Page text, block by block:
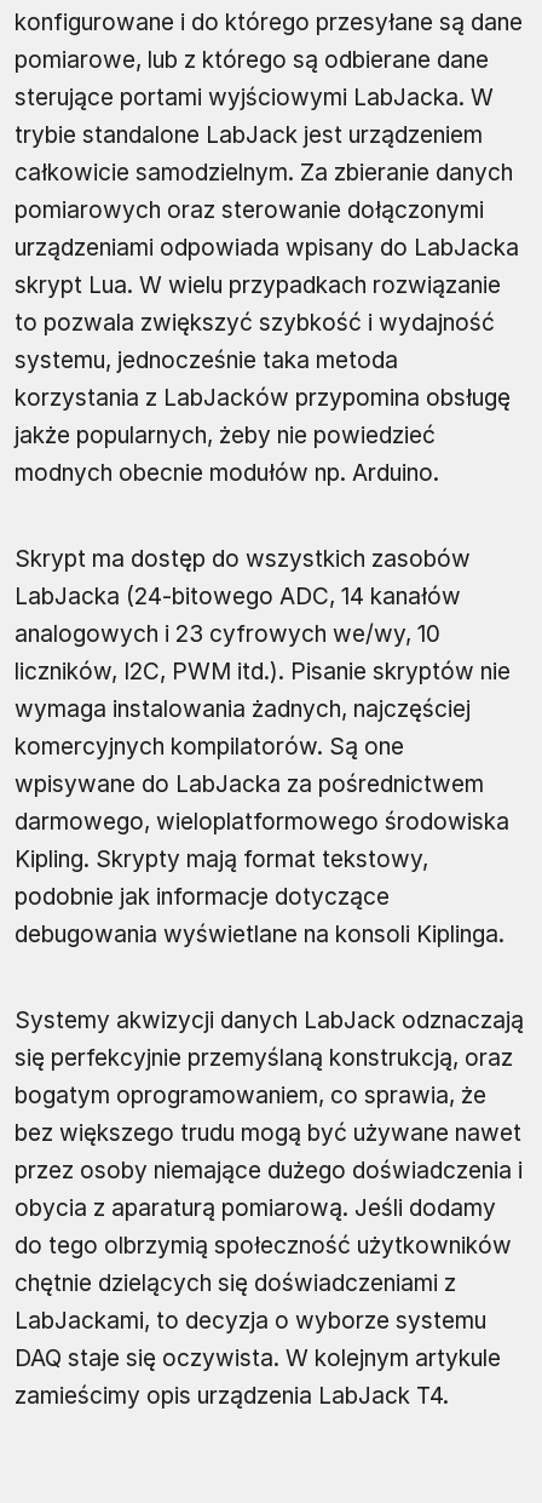
konfigurowane i do którego przesyłane są dane
pomiarowe, lub z którego są odbierane dane
sterujące portami wyjściowymi LabJacka. W
trybie standalone LabJack jest urządzeniem
całkowicie samodzielnym. Za zbieranie danych
pomiarowych oraz sterowanie dołączonymi
urządzeniami odpowiada wpisany do LabJacka
skrypt Lua. W wielu przypadkach rozwiązanie
to pozwala zwiększyć szybkość i wydajność
systemu, jednocześnie taka metoda
korzystania z LabJacków przypomina obsługę
jakże popularnych, żeby nie powiedzieć
modnych obecnie modułów np. Arduino.
Skrypt ma dostęp do wszystkich zasobów
LabJacka (24-bitowego ADC, 14 kanałów
analogowych i 23 cyfrowych we/wy, 10
liczników, I2C, PWM itd.). Pisanie skryptów nie
wymaga instalowania żadnych, najczęściej
komercyjnych kompilatorów. Są one
wpisywane do LabJacka za pośrednictwem
darmowego, wieloplatformowego środowiska
Kipling. Skrypty mają format tekstowy,
podobnie jak informacje dotyczące
debugowania wyświetlane na konsoli Kiplinga.
Systemy akwizycji danych LabJack odznaczają
się perfekcyjnie przemyślaną konstrukcją, oraz
bogatym oprogramowaniem, co sprawia, że
bez większego trudu mogą być używane nawet
przez osoby niemające dużego doświadczenia i
obycia z aparaturą pomiarową. Jeśli dodamy
do tego olbrzymią społeczność użytkowników
chętnie dzielących się doświadczeniami z
LabJackami, to decyzja o wyborze systemu
DAQ staje się oczywista. W kolejnym artykule
zamieścimy opis urządzenia LabJack T4.